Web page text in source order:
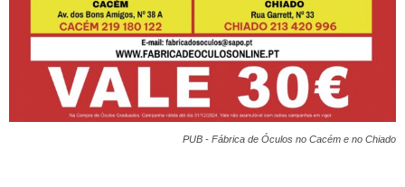
PUB - Fábrica de Óculos no Cacém e no Chiado